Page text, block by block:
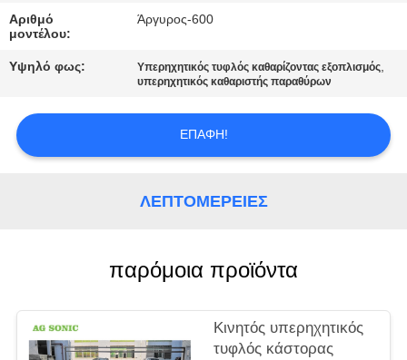
ΣΕ
ΕΠΑΦΉ
ΕΙΔΉΣΕΙΣ
ΑΠΌΣΠΑΣΜΑ
SITEMAP
Αριθμό
μοντέλου:
Άργυρος-600
Υψηλό φως: Υπερηχητικός τυφλός καθαρίζοντας εξοπλισμός,
υπερηχητικός καθαριστής παραθύρων
ΕΠΑΦΉ!
ΛΕΠΤΟΜΈΡΕΙΕΣ
παρόμοια προϊόντα
Κινητός υπερηχητικός
τυφλός κάστορας